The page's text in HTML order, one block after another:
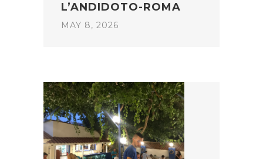
L’ANDIDOTO-ROMA
MAY 8, 2026
POST
NAVIGATION